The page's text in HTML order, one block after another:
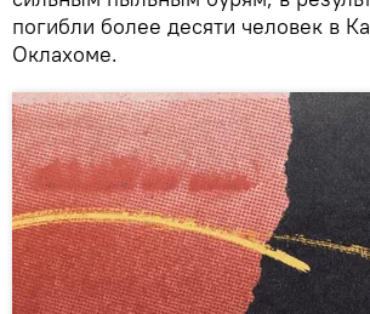
погибли более десяти человек в
Оклахоме.